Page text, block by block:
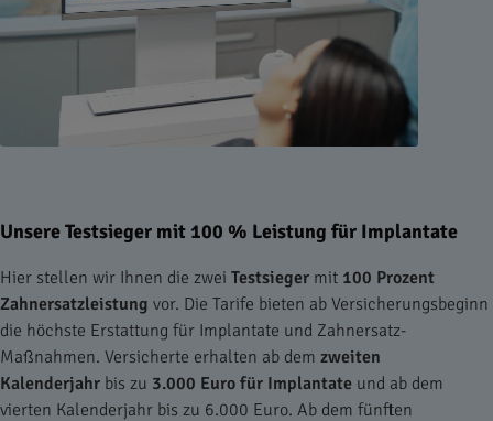
Unsere Testsieger mit 100 % Leistung für Implantate
Hier stellen wir Ihnen die zwei Testsieger mit 100 Prozent
Zahnersatzleistung vor. Die Tarife bieten ab Versicherungsbeginn
die höchste Erstattung für Implantate und Zahnersatz-
Maßnahmen. Versicherte erhalten ab dem zweiten
Kalenderjahr bis zu 3.000 Euro für Implantate und ab dem
vierten Kalenderjahr bis zu 6.000 Euro. Ab dem fünften